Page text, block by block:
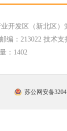
开发区（新北区）
编：213022 技术支
： 1402
苏公网安备